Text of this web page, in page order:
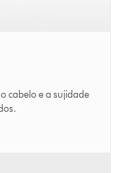
cabelo e a sujidade